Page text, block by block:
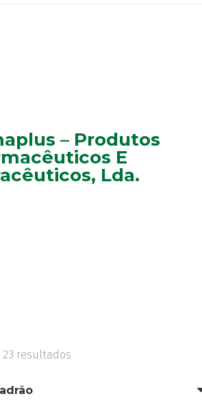
– Produtos
E
Lda.
23 resultados